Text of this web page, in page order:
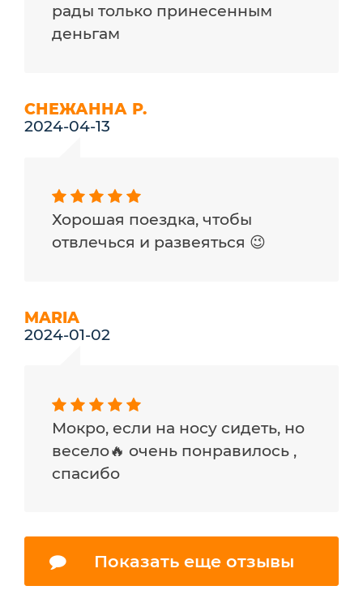
рады только принесенным
деньгам
СНЕЖАННА Р.
2024-04-13
Хорошая поездка, чтобы
отвлечься и развеяться 😉
MARIA
2024-01-02
Мокро, если на носу сидеть, но
весело🔥 очень понравилось ,
спасибо
Показать еще отзывы